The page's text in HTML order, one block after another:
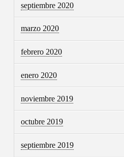
septiembre 2020
marzo 2020
febrero 2020
enero 2020
noviembre 2019
octubre 2019
septiembre 2019